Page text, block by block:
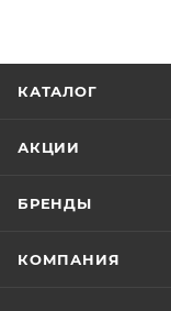
КАТАЛОГ
АКЦИИ
БРЕНДЫ
КОМПАНИЯ